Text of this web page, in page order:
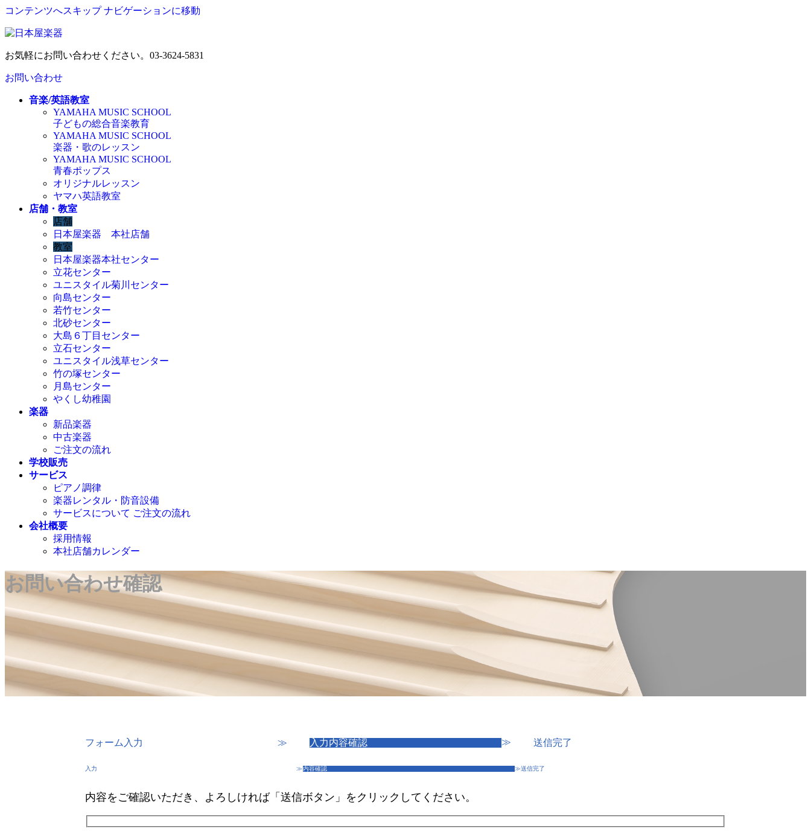
コンテンツへスキップ ナビゲーションに移動
お気軽にお問い合わせください。 03-3624-5831
お問い合わせ
音楽/英語教室
YAMAHA MUSIC SCHOOL
子どもの総合音楽教育
YAMAHA MUSIC SCHOOL
楽器・歌のレッスン
YAMAHA MUSIC SCHOOL
青春ポップス
オリジナルレッスン
ヤマハ英語教室
店舗・教室
店舗
日本屋楽器 本社店舗
教室
日本屋楽器本社センター
立花センター
ユニスタイル菊川センター
向島センター
若竹センター
北砂センター
大島６丁目センター
立石センター
ユニスタイル浅草センター
竹の塚センター
月島センター
やくし幼稚園
楽器
新品楽器
中古楽器
ご注文の流れ
学校販売
サービス
ピアノ調律
楽器レンタル・防音設備
サービスについて ご注文の流れ
会社概要
採用情報
本社店舗カレンダー
お問い合わせ確認
フォーム入力 ≫ 入力内容確認 ≫ 送信完了
入力 ≫内容確認 ≫送信完了
内容をご確認いただき、よろしければ「送信ボタン」をクリックしてください。